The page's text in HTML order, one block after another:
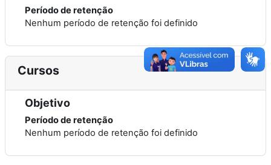
Período de retenção
Nenhum período de retenção foi definido
Cursos
Objetivo
Período de retenção
Nenhum período de retenção foi definido